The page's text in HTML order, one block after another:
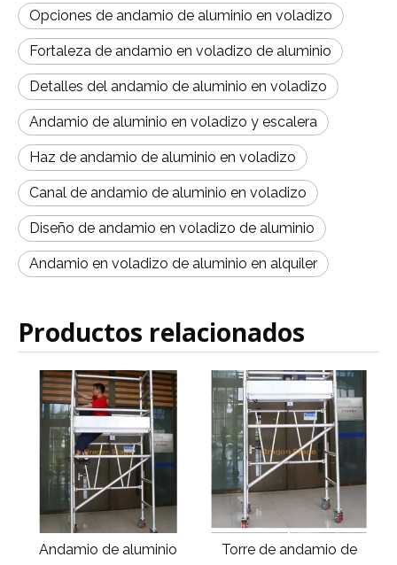
Opciones de andamio de aluminio en voladizo
Fortaleza de andamio en voladizo de aluminio
Detalles del andamio de aluminio en voladizo
Andamio de aluminio en voladizo y escalera
Haz de andamio de aluminio en voladizo
Canal de andamio de aluminio en voladizo
Diseño de andamio en voladizo de aluminio
Andamio en voladizo de aluminio en alquiler
Productos relacionados
Torre de andamio de
Nuevo diseño de